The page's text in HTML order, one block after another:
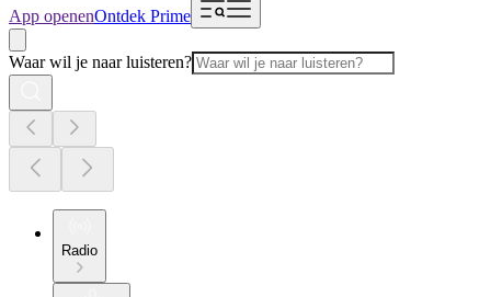
App openenOntdek Prime
Waar wil je naar luisteren?
Radio